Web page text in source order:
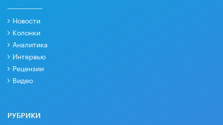
Новости
Колонки
Аналитика
Интервью
Рецензии
Видео
РУБРИКИ